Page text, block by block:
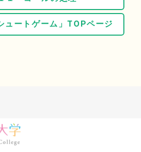
ートゲーム」TOPページ